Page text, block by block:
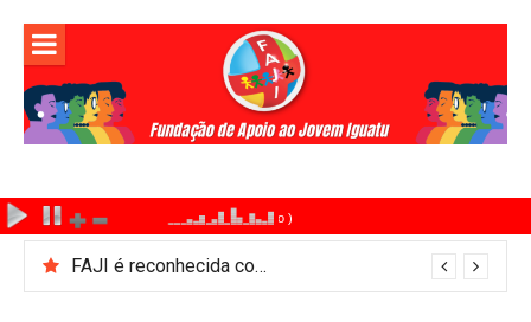
para
conteúdo
FAJI é reconhecida como Ponto de Cultura pelo Ministério da Cultura